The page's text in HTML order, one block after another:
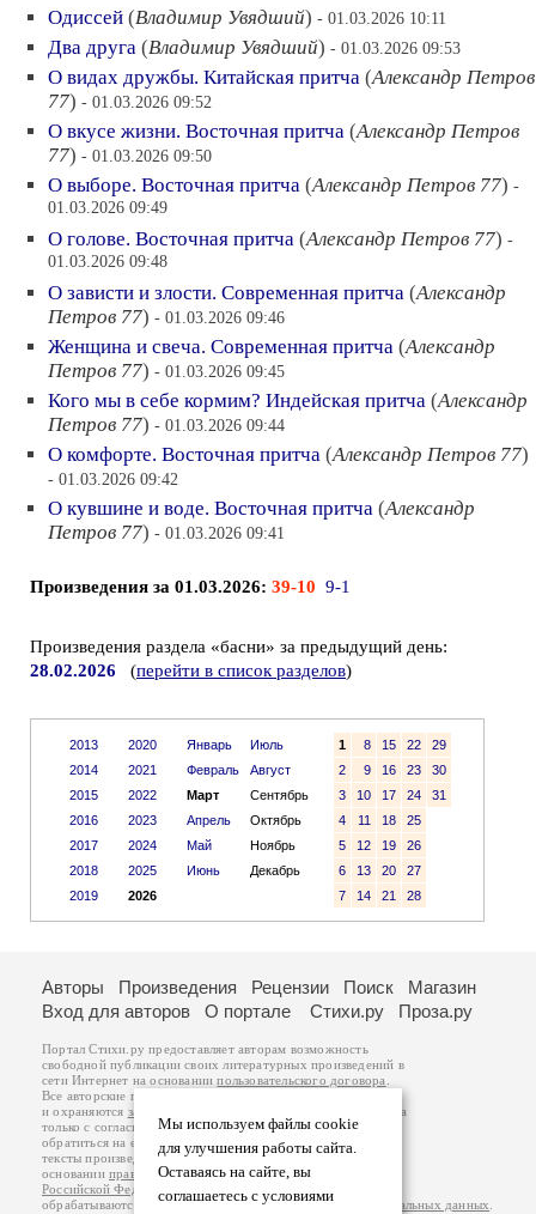
Одиссей (Владимир Увядший) - 01.03.2026 10:11
Два друга (Владимир Увядший) - 01.03.2026 09:53
О видах дружбы. Китайская притча (Александр Петров
77) - 01.03.2026 09:52
О вкусе жизни. Восточная притча (Александр Петров
77) - 01.03.2026 09:50
О выборе. Восточная притча (Александр Петров 77) -
01.03.2026 09:49
О голове. Восточная притча (Александр Петров 77) -
01.03.2026 09:48
О зависти и злости. Современная притча (Александр
Петров 77) - 01.03.2026 09:46
Женщина и свеча. Современная притча (Александр
Петров 77) - 01.03.2026 09:45
Кого мы в себе кормим? Индейская притча (Александр
Петров 77) - 01.03.2026 09:44
О комфорте. Восточная притча (Александр Петров 77)
- 01.03.2026 09:42
О кувшине и воде. Восточная притча (Александр
Петров 77) - 01.03.2026 09:41
Произведения за 01.03.2026: 39-10 9-1
Произведения раздела «басни» за предыдущий день:
28.02.2026 (перейти в список разделов)
2013
2014
2015
2016
2017
2018
2019
2020
2021
2022
2023
2024
2025
2026
Январь
Июль
Февраль
Август
Март
Сентябрь
Апрель
Октябрь
Май
Ноябрь
Июнь
Декабрь
1 8 15 22
29
2
9 16 23
30
3
10 17 24
31
4
11 18
25
5
12 19
26
6
13 20
27
7
14 21 28
Мы используем файлы cookie
для улучшения работы сайта.
Оставаясь на сайте, вы
соглашаетесь с условиями
Авторы Произведения Рецензии Поиск
Магазин
Вход для авторов
О портале Стихи.ру Проза.ру
Портал Стихи.ру предоставляет авторам возможность
свободной публикации своих литературных произведений в
сети Интернет на основаниипользовательского договора
Все авторские права на произведения принадлежат авторам
и охраняются законом
. Перепечатка произведений возможна
только с согласия его автора, к которому вы можете
обратиться на его авторской странице. Ответственность за
тексты произведений авторы несут самостоятельно на
основанииправил публикацииизаконодательства
Российской Федерации
обрабатываются на основанииПолитики обработки персональных данных